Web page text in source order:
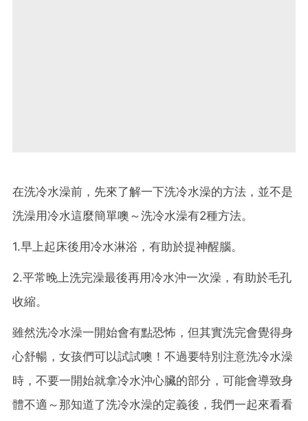
在洗冷水澡前，先來了解一下洗冷水澡的方法，並不是
洗澡用冷水這麼簡單噢～洗冷水澡有2種方法。
1.早上起床後用冷水淋浴，有助於提神醒腦。
2.平常晚上洗完澡最後再用冷水沖一次澡，有助於毛孔
收縮。
雖然洗冷水澡一開始會有點恐怖，但其實洗完會覺得身
心舒暢，女孩們可以試試噢！不過要特別注意洗冷水澡
時，不要一開始就拿冷水沖心臟的部分，可能會導致身
體不適～那知道了洗冷水澡的定義後，我們一起來看看